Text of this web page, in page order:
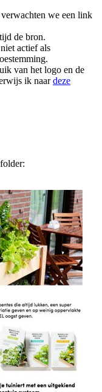
we een link
de bron.
actief als
van het logo en de
ik naardeze